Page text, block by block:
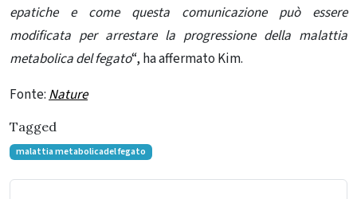
epatichee come questa comunicazione può essere
modificata per arrestare la progressione della malattia
metabolica del fegato“, ha affermato Kim.
Fonte:Nature
Tagged
malattia metabolicadel fegato